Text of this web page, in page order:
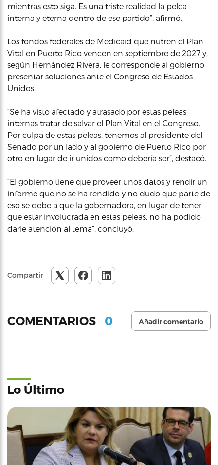
mientras esto siga. Es una triste realidad la pelea
interna y eterna dentro de ese partido”, afirmó.
Los fondos federales de Medicaid que nutren el Plan
Vital en Puerto Rico vencen en septiembre de 2027 y,
según Hernández Rivera, le corresponde al gobierno
presentar soluciones ante el Congreso de Estados
Unidos.
“Se ha visto afectado y atrasado por estas peleas
internas tratar de salvar el Plan Vital en el Congreso.
Por culpa de estas peleas, tenemos al presidente del
Senado por un lado y al gobierno de Puerto Rico por
otro en lugar de ir unidos como debería ser”, destacó.
“El gobierno tiene que proveer unos datos y rendir un
informe que no se ha rendido y no dudo que parte de
eso se debe a que la gobernadora, en lugar de tener
que estar involucrada en estas peleas, no ha podido
darle atención al tema”, concluyó.
Compartir
COMENTARIOS 0 Añadir comentario
Lo Último